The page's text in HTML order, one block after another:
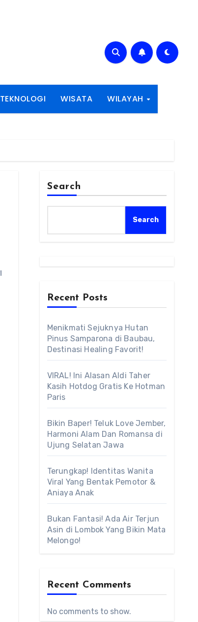
TEKNOLOGI WISATA WILAYAH
Search
Search
Recent Posts
Menikmati Sejuknya Hutan
Pinus Samparona di Baubau,
Destinasi Healing Favorit!
VIRAL! Ini Alasan Aldi Taher
Kasih Hotdog Gratis Ke Hotman
Paris
Bikin Baper! Teluk Love Jember,
Harmoni Alam Dan Romansa di
Ujung Selatan Jawa
Terungkap! Identitas Wanita
Viral Yang Bentak Pemotor &
Aniaya Anak
Bukan Fantasi! Ada Air Terjun
Asin di Lombok Yang Bikin Mata
Melongo!
Recent Comments
No comments to show.